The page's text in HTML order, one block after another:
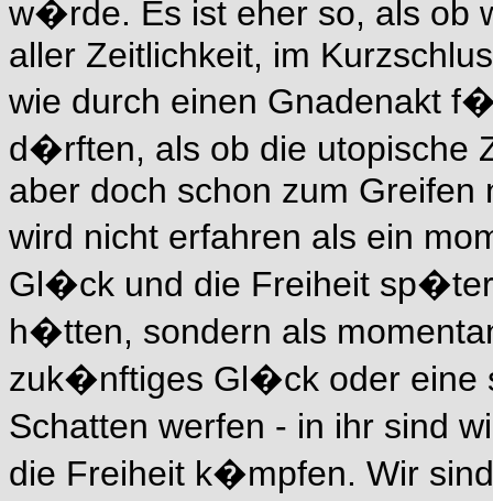
w�rde. Es ist eher so, als ob
aller Zeitlichkeit, im
wie durch einen Gnadenakt
d�rften, als ob die utopische
aber doch schon zum
wird nicht erfahren als ein
Gl�ck und die Freiheit
h�tten, sondern als
zuk�nftiges Gl�ck oder eine
Schatten werfen - in ihr sind
die Freiheit k�mpfen. Wir